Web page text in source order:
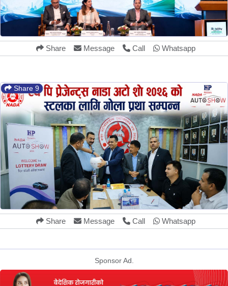
Share Message Call Whatsapp
Share 9
Share Message Call Whatsapp
Sponsor Ad.